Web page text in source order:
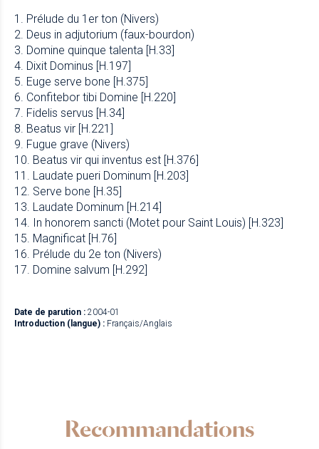
1. Prélude du 1er ton (Nivers)
2. Deus in adjutorium (faux-bourdon)
3. Domine quinque talenta [H.33]
4. Dixit Dominus [H.197]
5. Euge serve bone [H.375]
6. Confitebor tibi Domine [H.220]
7. Fidelis servus [H.34]
8. Beatus vir [H.221]
9. Fugue grave (Nivers)
10. Beatus vir qui inventus est [H.376]
11. Laudate pueri Dominum [H.203]
12. Serve bone [H.35]
13. Laudate Dominum [H.214]
14. In honorem sancti (Motet pour Saint Louis) [H.323]
15. Magnificat [H.76]
16. Prélude du 2e ton (Nivers)
17. Domine salvum [H.292]
Date de parution : 2004-01
Introduction (langue) : Français/Anglais
Recommandations